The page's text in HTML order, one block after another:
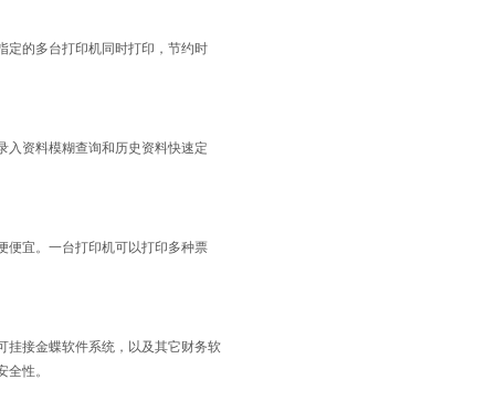
的多台打印机同时打印，节约时
资料模糊查询和历史资料快速定
宜。一台打印机可以打印多种票
接金蝶软件系统，以及其它财务软
性。